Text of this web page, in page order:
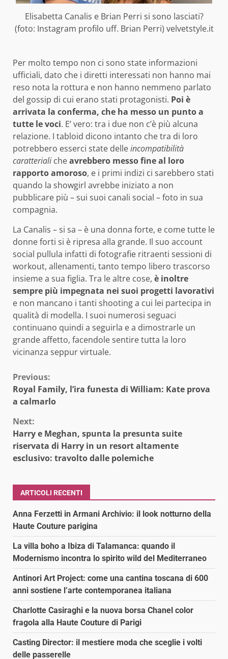
Elisabetta Canalis e Brian Perri si sono lasciati?
(foto: Instagram profilo uff. Brian Perri) velvetstyle.it
Per molto tempo non ci sono state informazioni
ufficiali, dato che i diretti interessati non hanno mai
reso nota la rottura e non hanno nemmeno parlato
del gossip di cui erano stati protagonisti. Poi è
arrivata la conferma, che ha messo un punto a
tutte le voci. E’ vero: tra i due non c’è più alcuna
relazione. I tabloid dicono intanto che tra di loro
potrebbero esserci state delleincompatibilità
caratteriali cheavrebbero messo fine al loro
rapporto amoroso, e i primi indizi ci sarebbero stati
quando la showgirl avrebbe iniziato a non
pubblicare più – sui suoi canali social – foto in sua
compagnia.
La Canalis – si sa – è una donna forte, e come tutte le
donne forti si è ripresa alla grande. Il suo account
social pullula infatti di fotografie ritraenti sessioni di
workout, allenamenti, tanto tempo libero trascorso
insieme a sua figlia. Tra le altre cose, è inoltre
sempre più impegnata nei suoi progetti lavorativi
e non mancano i tanti shooting a cui lei partecipa in
qualità di modella. I suoi numerosi seguaci
continuano quindi a seguirla e a dimostrarle un
grande affetto, facendole sentire tutta la loro
vicinanza seppur virtuale.
Continue
Reading
Previous:
Royal Family, l’ira funesta di William: Kate prova
a calmarlo
Next:
Harry e Meghan, spunta la presunta suite
riservata di Harry in un resort altamente
esclusivo: travolto dalle polemiche
ARTICOLI RECENTI
Anna Ferzetti in Armani Archivio: il look notturno della
Haute Couture parigina
La villa boho a Ibiza di Talamanca: quando il
Modernismo incontra lo spirito wild del Mediterraneo
Antinori Art Project: come una cantina toscana di 600
anni sostiene l’arte contemporanea italiana
Charlotte Casiraghi e la nuova borsa Chanel color
fragola alla Haute Couture di Parigi
Casting Director: il mestiere moda che sceglie i volti
delle passerelle